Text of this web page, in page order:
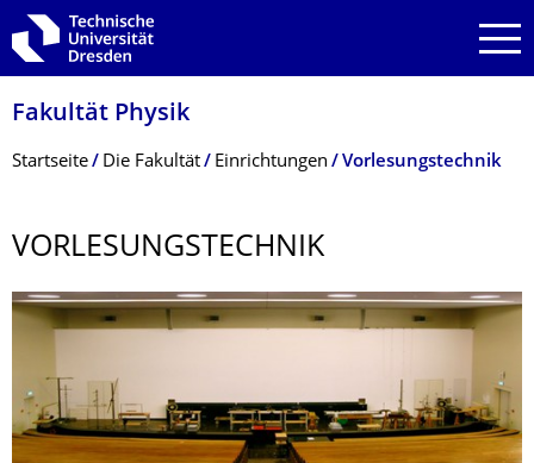
Zur Hauptnavigation springen
Zur Suche springen
Zum Inhalt springen
Fakultät Physik
Breadcrumb-Menü
Startseite Die Fakultät Einrichtungen Vorlesungstechnik
VORLESUNGSTECH­NIK